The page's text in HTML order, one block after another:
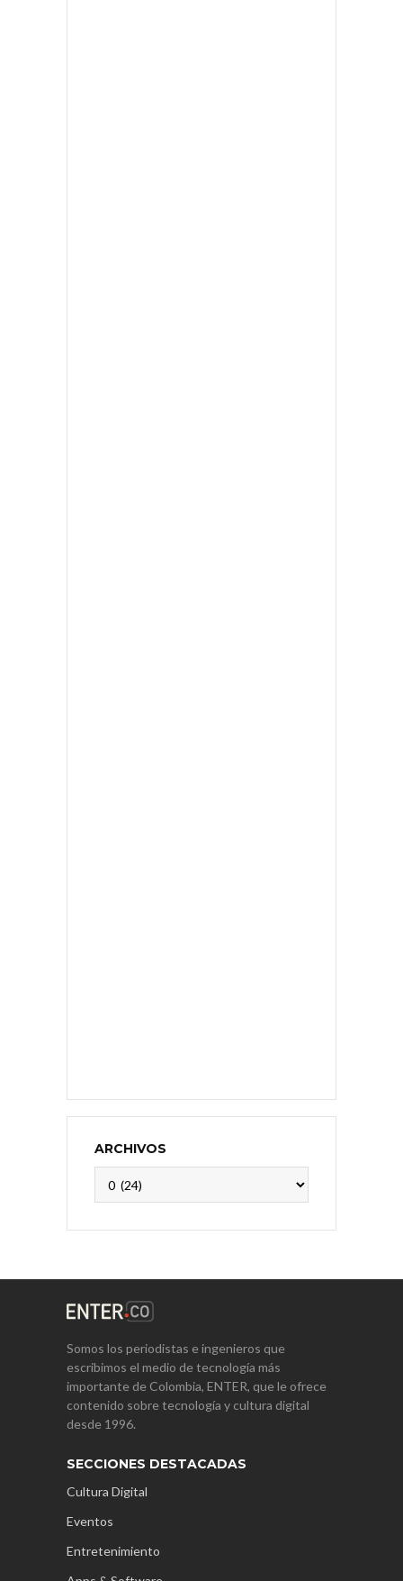
ARCHIVOS
Somos los periodistas e ingenieros que
escribimos el medio de tecnología más
importante de Colombia, ENTER, que le ofrece
contenido sobre tecnología y cultura digital
desde 1996.
SECCIONES DESTACADAS
Cultura Digital
Eventos
Entretenimiento